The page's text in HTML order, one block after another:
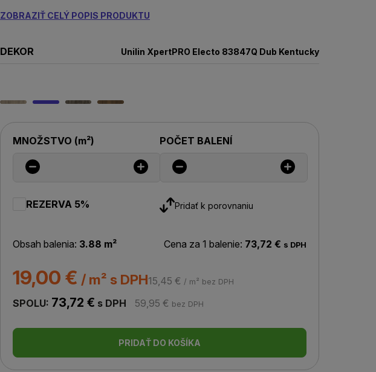
ZOBRAZIŤ CELÝ POPIS PRODUKTU
DEKOR Unilin XpertPRO Electo 83847Q Dub Kentucky
MNOŽSTVO (m²) POČET BALENÍ
REZERVA 5% Pridať k porovnaniu
Obsah balenia: 3.88 m² Cena za 1 balenie: 73,72 € s DPH
19,00 € / m² s DPH15,45 € / m² bez DPH
SPOLU: 73,72 € s DPH 59,95 € bez DPH
PRIDAŤ DO KOŠÍKA